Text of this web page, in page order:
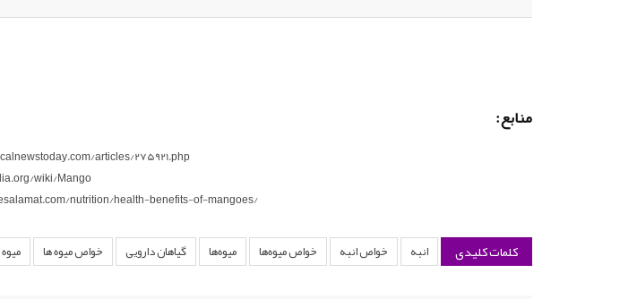
منابع:
articles/275921.php
wiki/Mango
nutrition/health-benefits-of-mangoes/
کلمات کلیدی انبه خواص انبه خواص میوه‌ها میوه‌ها گیاهان دارویی خواص میوه ها